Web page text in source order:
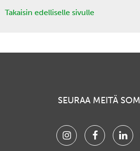
Takaisin edelliselle sivulle
SEURAA MEITÄ
InstagramFacebook